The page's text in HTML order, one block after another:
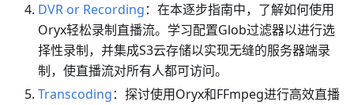
DVR or Recording：在本逐步指南中，了解如何使用
Oryx轻松录制直播流。学习配置Glob过滤器以进行选
择性录制，并集成S3云存储以实现无缝的服务器端录
制，使直播流对所有人都可访问。
Transcoding：探讨使用Oryx和FFmpeg进行高效直播